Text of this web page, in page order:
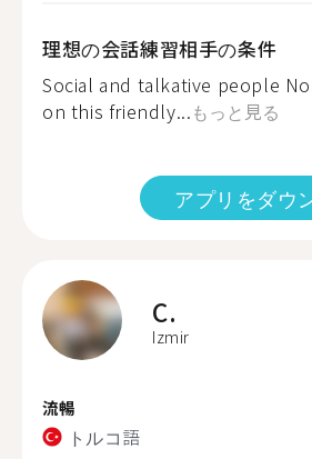
理想の会話練習相手の条件
Social and talkative people
on this friendly...もっと見る
アプリをダウ
C.
Izmir
流暢
トルコ語